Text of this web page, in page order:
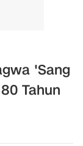
'Sang
Tahun